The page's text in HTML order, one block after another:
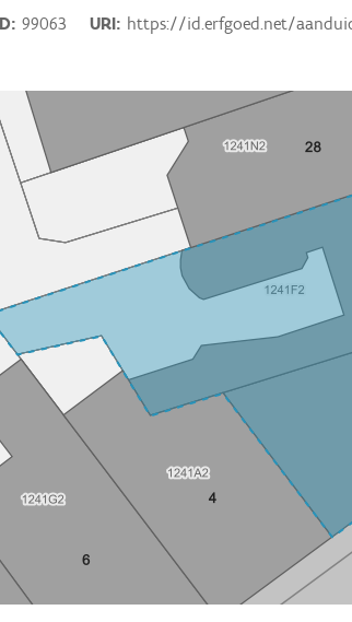
99063 URI https://id.erfgoed.net/